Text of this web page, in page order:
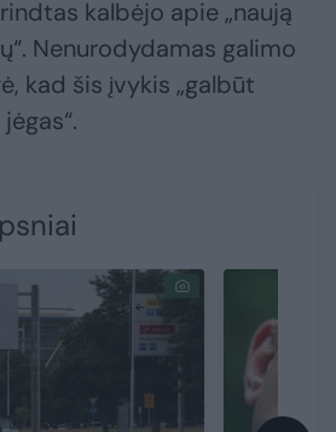
kalbėjo apie „naują
Nenurodydamas galimo
kad šis įvykis „galbūt